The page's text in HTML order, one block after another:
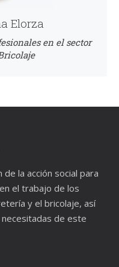
Elorza
en el sector
la acción social para
el trabajo de los
y el bricolaje, así
de este